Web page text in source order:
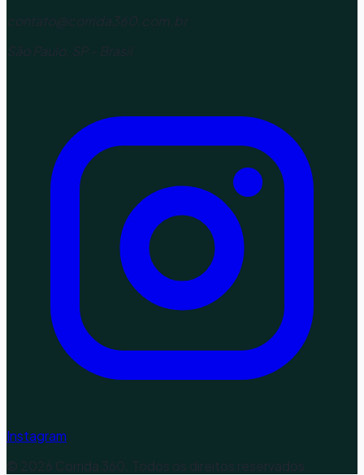
contato@corrida360.com.br
São Paulo, SP - Brasil
Instagram
© 2026 Corrida 360. Todos os direitos reservados.